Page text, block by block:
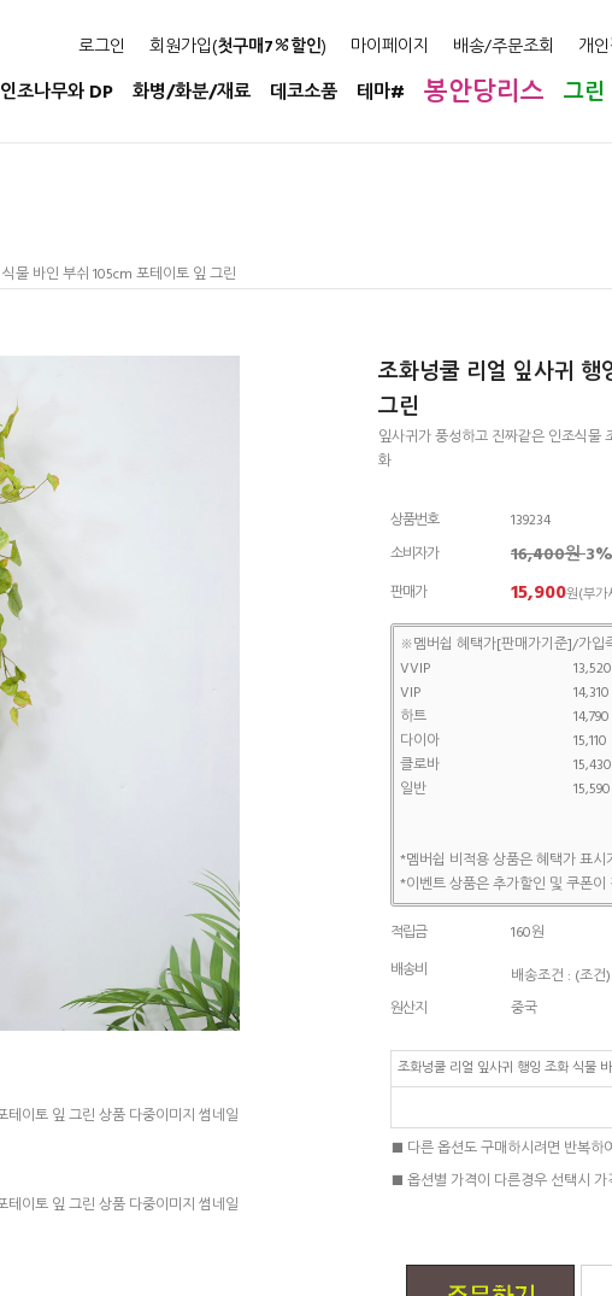
로그인 회원가입(첫구매7 할인) 마이페이지 배송/주문조회 개
인조나무와 DP 화병/화분/재료 데코소품 테마# 봉안당리스 그린
물 바인 부쉬 105cm 포테이토 잎 그린
조화넝쿨 리얼 잎사귀 행
그린
잎사귀가 풍성하고 진짜같은 인조식물
화
상품번호
139234
소비자가
16,400원3
판매가 15,900원(부가
※멤버쉽 혜택가[판매가기준]/가입
VVIP
VIP
하트
다이아
클로바
일반
*멤버쉽 비적용 상품은 혜택가 표시
*이벤트 상품은 추가할인 및 쿠폰이
적립금
160원
배송비
배송조건 : (조건)
원산지
중국
조화넝쿨 리얼 잎사귀 행잉 조화 식물
■ 다른 옵션도 구매하시려면 반복하
■ 옵션별 가격이 다른경우 선택시 가